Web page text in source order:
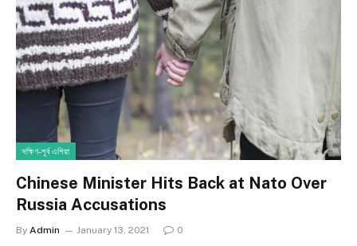
দক্ষিণ-পূর্ব এশিয়া
Chinese Minister Hits Back at Nato Over
Russia Accusations
By Admin January 13, 2021 0